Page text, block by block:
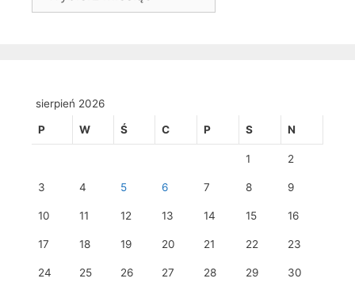
sierpień 2026
P W Ś C P S N
1 2
3 4 5 6 7 8 9
10 11 12 13 14 15 16
17 18 19 20 21 22 23
24 25 26 27 28 29 30